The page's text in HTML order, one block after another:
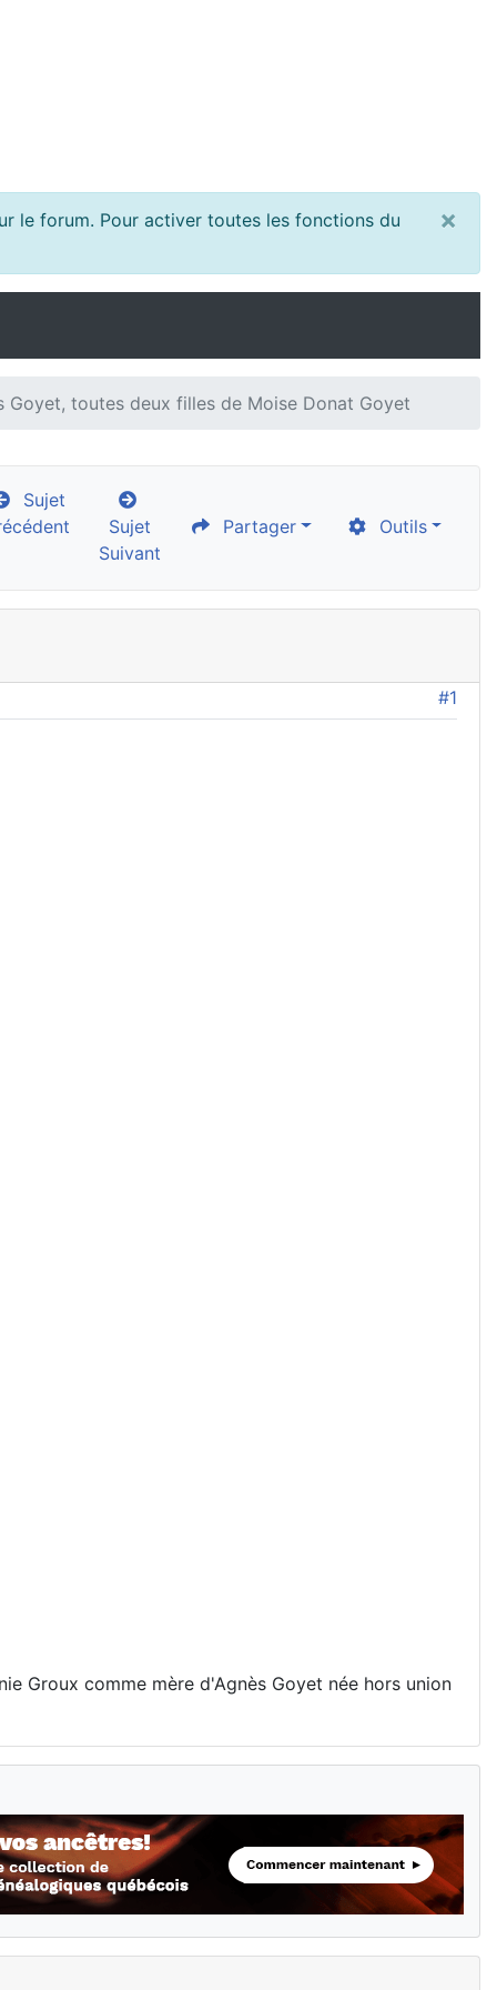
le forum. Pour activer toutes les fonctions du ×
Goyet, toutes deux filles de Moise Donat Goyet
Sujet
Sujet
Suivant
Partager Outils
#1
Groux comme mère d'Agnès Goyet née hors union